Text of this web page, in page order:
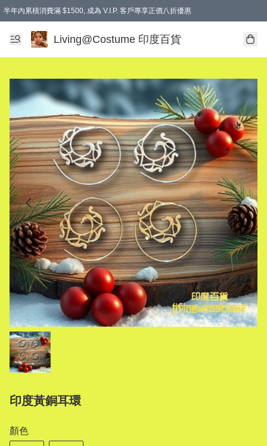
半年內累積消費滿 $1500, 成為 V.I.P. 客戶專享正價八折優惠
滿$600免本地運費
Living@Costume 印度百貨
印度黃銅耳環
顏色